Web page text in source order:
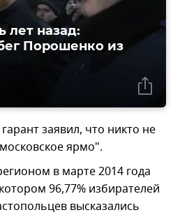
лет назад:
Порошенко из
заявил, что никто не
ярмо".
в марте 2014 года
96,77% избирателей
высказались